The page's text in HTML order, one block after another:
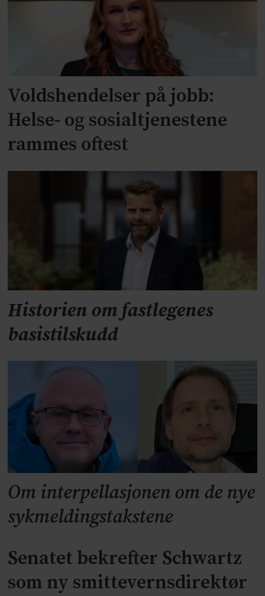
Voldshendelser på jobb:
Helse- og sosialtjenestene
rammes oftest
Historien om fastlegenes
basistilskudd
Om interpellasjonen om de nye
sykmeldingstakstene
Senatet bekrefter Schwartz
som ny smittevernsdirektør